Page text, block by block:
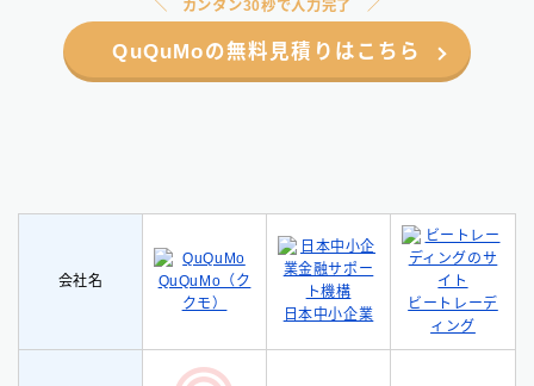
カンタン30秒で入力完了
QuQuMoの無料見積りはこちら
会社名
QuQuMo（ク
クモ）
日本中小企業
ビートレーデ
ィング